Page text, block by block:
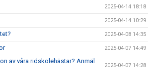
2025-04-14 18:18
2025-04-14 10:29
2025-04-08 14:35
2025-04-07 14:49
av våra ridskolehästar? Anmäl
2025-04-07 14:28